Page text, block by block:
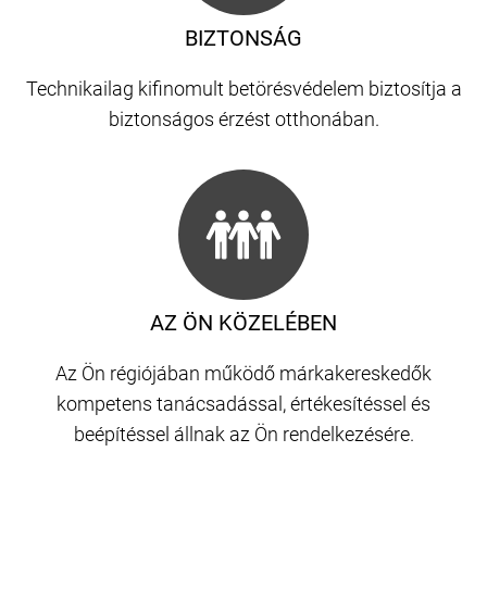
AZ ÖN KÖZELÉBEN
Az Ön régiójában működő márkakereskedők
kompetens tanácsadással, értékesítéssel és
beépítéssel állnak az Ön rendelkezésére.
BIZTONSÁG
Technikailag kifinomult betörésvédelem biztosítja a
biztonságos érzést otthonában.